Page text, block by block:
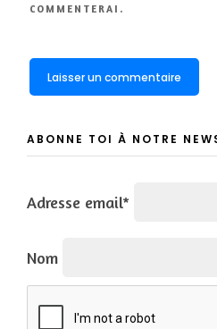
COMMENTERAI.
ABONNE TOI À NOTRE
Adresse email*
Nom